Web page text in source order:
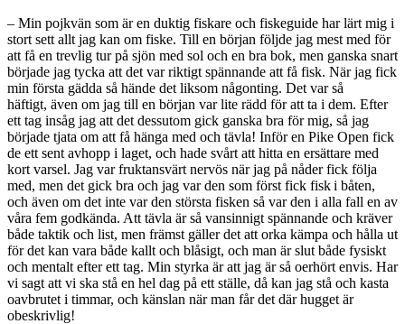
– Min pojkvän som är en duktig fiskare och fiskeguide har lärt mig i
stort sett allt jag kan om fiske. Till en början följde jag mest med för
att få en trevlig tur på sjön med sol och en bra bok, men ganska snart
började jag tycka att det var riktigt spännande att få fisk. När jag fick
min första gädda så hände det liksom någonting. Det var så
häftigt, även om jag till en början var lite rädd för att ta i dem. Efter
ett tag insåg jag att det dessutom gick ganska bra för mig, så jag
började tjata om att få hänga med och tävla! Inför en Pike Open fick
de ett sent avhopp i laget, och hade svårt att hitta en ersättare med
kort varsel. Jag var fruktansvärt nervös när jag på nåder fick följa
med, men det gick bra och jag var den som först fick fisk i båten,
och även om det inte var den största fisken så var den i alla fall en av
våra fem godkända. Att tävla är så vansinnigt spännande och kräver
både taktik och list, men främst gäller det att orka kämpa och hålla ut
för det kan vara både kallt och blåsigt, och man är slut både fysiskt
och mentalt efter ett tag. Min styrka är att jag är så oerhört envis. Har
vi sagt att vi ska stå en hel dag på ett ställe, då kan jag stå och kasta
oavbrutet i timmar, och känslan när man får det där hugget är
obeskrivlig!